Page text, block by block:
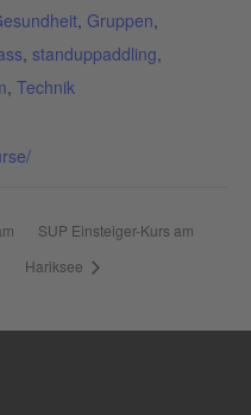
, Gruppen,
, standuppaddling,
, Technik
SUP Einsteiger-Kurs am
Hariksee